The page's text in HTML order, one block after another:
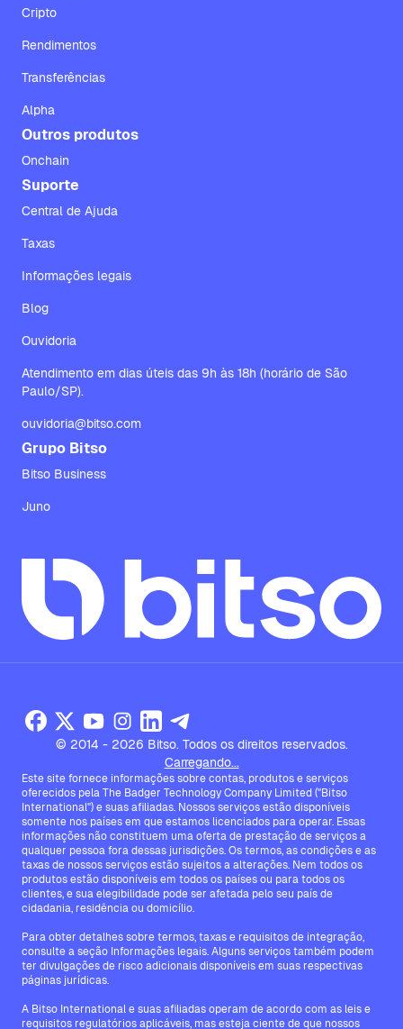
Cripto
Rendimentos
Transferências
Alpha
Outros produtos
Onchain
Suporte
Central de Ajuda
Taxas
Informações legais
Blog
Ouvidoria
Atendimento em dias úteis das 9h às 18h (horário de São
Paulo/SP).
ouvidoria@bitso.com
Grupo Bitso
Bitso Business
Juno
© 2014 - 2026 Bitso. Todos os direitos reservados.
Carregando...
Este site fornece informações sobre contas, produtos e serviços
oferecidos pela The Badger Technology Company Limited ("Bitso
International") e suas afiliadas. Nossos serviços estão disponíveis
somente nos países em que estamos licenciados para operar. Essas
informações não constituem uma oferta de prestação de serviços a
qualquer pessoa fora dessas jurisdições. Os termos, as condições e as
taxas de nossos serviços estão sujeitos a alterações. Nem todos os
produtos estão disponíveis em todos os países ou para todos os
clientes, e sua elegibilidade pode ser afetada pelo seu país de
cidadania, residência ou domicílio.
Para obter detalhes sobre termos, taxas e requisitos de integração,
consulte a seção Informações legais. Alguns serviços também podem
ter divulgações de risco adicionais disponíveis em suas respectivas
páginas jurídicas.
A Bitso International e suas afiliadas operam de acordo com as leis e
requisitos regulatórios aplicáveis, mas esteja ciente de que nossos